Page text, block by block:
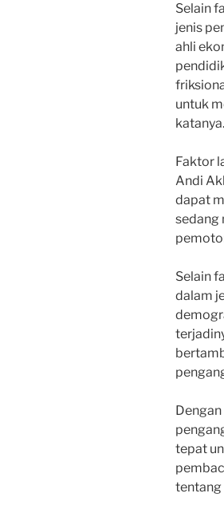
Selain
jenis
ahli
untuk
katanya.
Faktor
Andi
dapat
sedang
Selain
dalam
tepat
tentang